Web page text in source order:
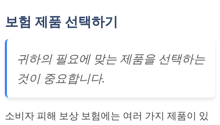
보험 제품 선택하기
귀하의 필요에 맞는 제품을 선택하는
것이 중요합니다.
소비자 피해 보상 보험에는 여러 가지 제품이 있